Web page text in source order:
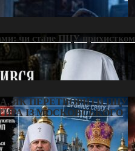
чи стане ПЦУ прихистком
ЯК ПЕРЕТВОРИТИ ПЦУ
ІЗ МОСКОВСЬКОГО